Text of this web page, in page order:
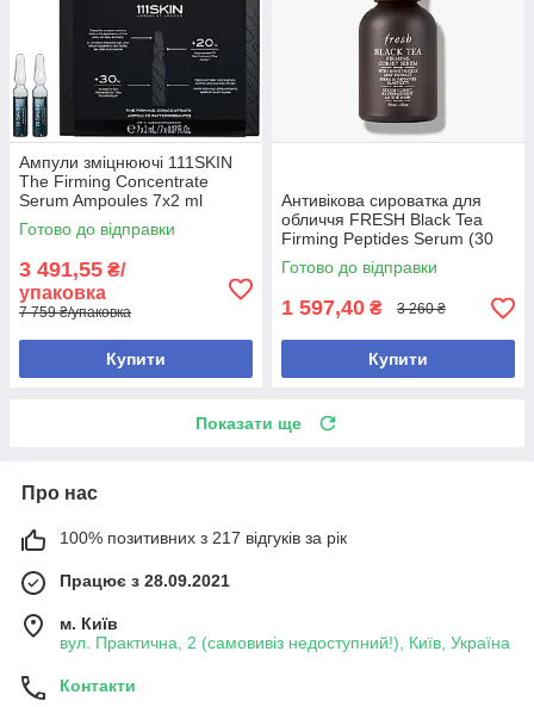
Ампули зміцнюючі 111SKIN
The Firming Concentrate
Serum Ampoules 7x2 ml
Готово до відправки
3 491,55 ₴/
упаковка
7 759 ₴/упаковка
Купити
Антивікова сироватка для
обличчя FRESH Black Tea
Firming Peptides Serum (30
мл)
Готово до відправки
1 597,40 ₴ 3 260 ₴
Купити
Показати ще
Про нас
100% позитивних з 217 відгуків за рік
Працює з 28.09.2021
м. Київ
вул. Практична, 2 (самовивіз недоступний!), Київ, Україна
Контакти